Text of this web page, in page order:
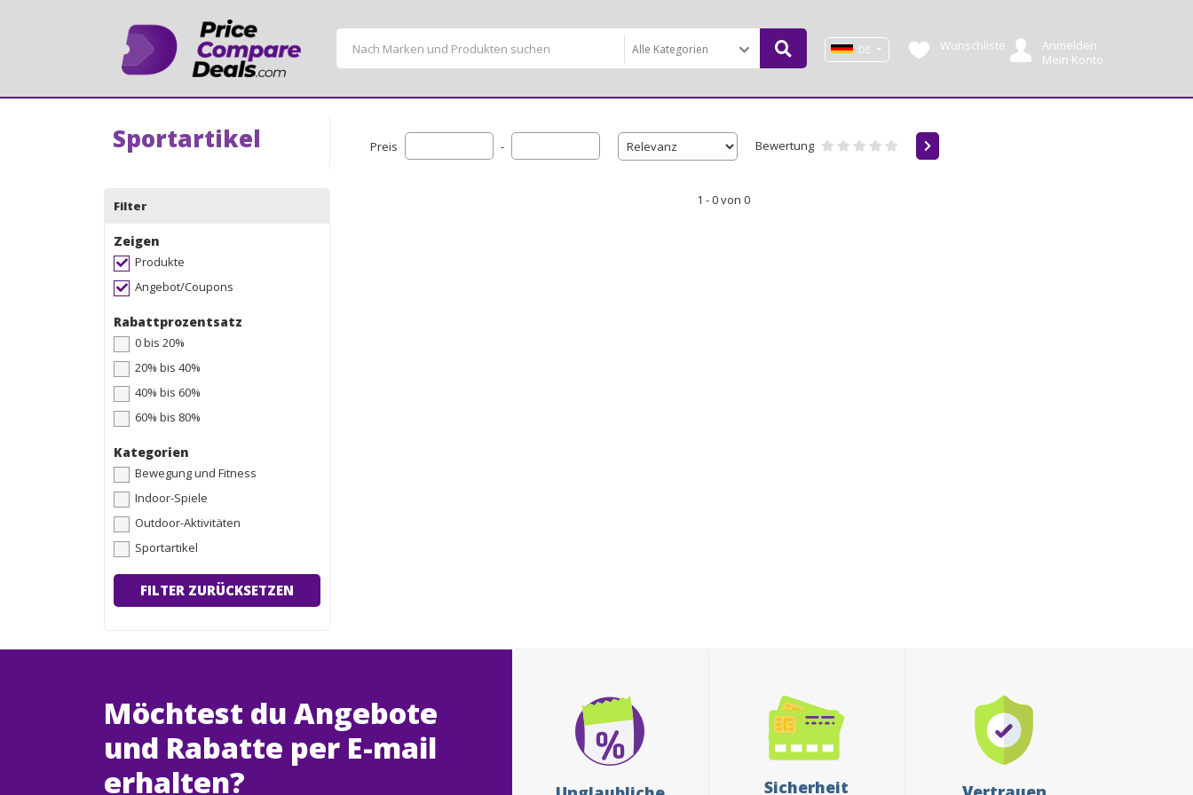
DE Wunschliste
Anmelden
Mein Konto
Sportartikel
Filter
Zeigen
Produkte
Angebot/Coupons
Rabattprozentsatz
0 bis 20%
20% bis 40%
40% bis 60%
60% bis 80%
Kategorien
Bewegung und Fitness
Indoor-Spiele
Outdoor-Aktivitäten
Sportartikel
FILTER ZURÜCKSETZEN
Preis - Bewertung
1 - 0 von 0
Möchtest du Angebote
und Rabatte per E-mail
erhalten?
Sicherheit